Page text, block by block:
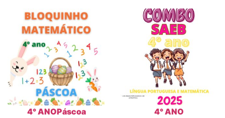
4° ANOPáscoa 4° ANO